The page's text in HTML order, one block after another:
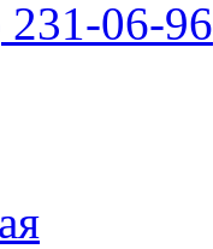
06-96